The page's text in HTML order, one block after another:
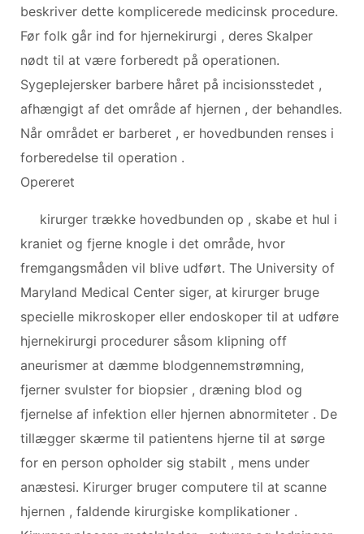
beskriver dette komplicerede medicinsk procedure.
Før folk går ind for hjernekirurgi , deres Skalper
nødt til at være forberedt på operationen.
Sygeplejersker barbere håret på incisionsstedet ,
afhængigt af det område af hjernen , der behandles.
Når området er barberet , er hovedbunden renses i
forberedelse til operation .
Opereret
kirurger trække hovedbunden op , skabe et hul i
kraniet og fjerne knogle i det område, hvor
fremgangsmåden vil blive udført. The University of
Maryland Medical Center siger, at kirurger bruge
specielle mikroskoper eller endoskoper til at udføre
hjernekirurgi procedurer såsom klipning off
aneurismer at dæmme blodgennemstrømning,
fjerner svulster for biopsier , dræning blod og
fjernelse af infektion eller hjernen abnormiteter . De
tillægger skærme til patientens hjerne til at sørge
for en person opholder sig stabilt , mens under
anæstesi. Kirurger bruger computere til at scanne
hjernen , faldende kirurgiske komplikationer .